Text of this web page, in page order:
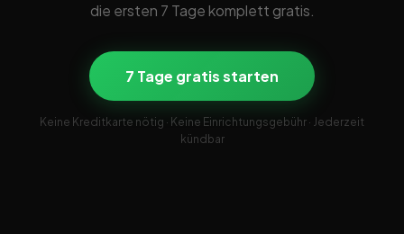
die ersten 7 Tage komplett gratis.
7 Tage gratis starten
Keine Kreditkarte nötig · Keine Einrichtungsgebühr · Jederzeit
kündbar